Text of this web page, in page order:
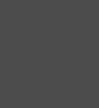
Inhalte